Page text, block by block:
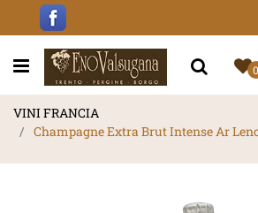
Open menu 0
VINI FRANCIA
Champagne Extra Brut Intense Ar